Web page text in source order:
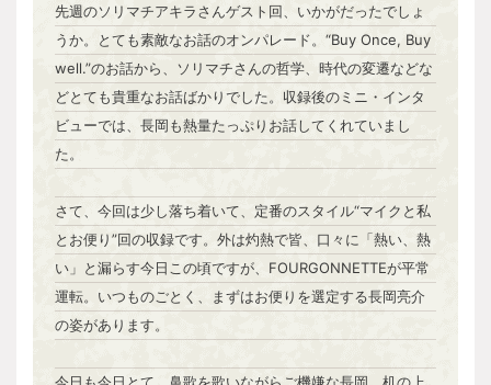
先週のソリマチアキラさんゲスト回、いかがだったでしょ
うか。とても素敵なお話のオンパレード。“Buy Once, Buy
well.”のお話から、ソリマチさんの哲学、時代の変遷などな
どとても貴重なお話ばかりでした。収録後のミニ・インタ
ビューでは、長岡も熱量たっぷりお話してくれていまし
た。
さて、今回は少し落ち着いて、定番のスタイル“マイクと私
とお便り”回の収録です。外は灼熱で皆、口々に「熱い、熱
い」と漏らす今日この頃ですが、FOURGONNETTEが平常
運転。いつものごとく、まずはお便りを選定する長岡亮介
の姿があります。